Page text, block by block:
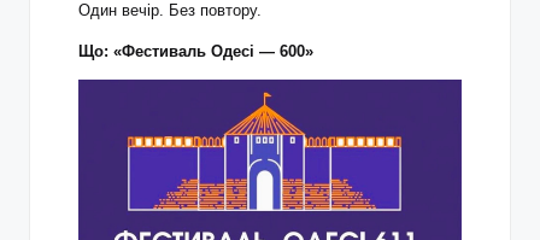
Один вечір. Без повтору.
Що: «Фестиваль Одесі — 600»